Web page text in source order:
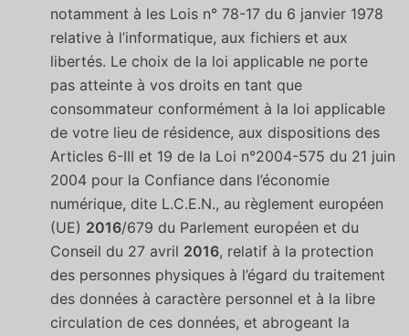
notamment à les Lois n° 78-17 du 6 janvier 1978
relative à l’informatique, aux fichiers et aux
libertés. Le choix de la loi applicable ne porte
pas atteinte à vos droits en tant que
consommateur conformément à la loi applicable
de votre lieu de résidence, aux dispositions des
Articles 6-III et 19 de la Loi n°2004-575 du 21 juin
2004 pour la Confiance dans l’économie
numérique, dite L.C.E.N., au règlement européen
(UE) 2016/679 du Parlement européen et du
Conseil du 27 avril 2016, relatif à la protection
des personnes physiques à l’égard du traitement
des données à caractère personnel et à la libre
circulation de ces données, et abrogeant la